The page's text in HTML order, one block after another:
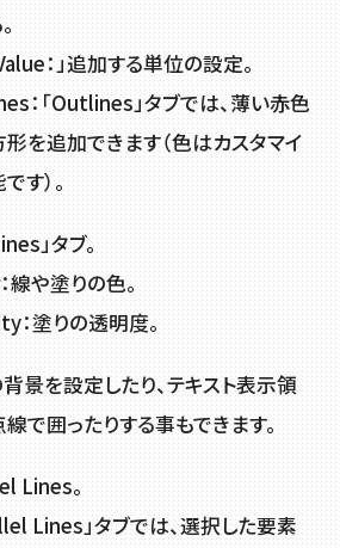
：」追加する単位の設定。
：「Outlines」タブでは、薄い赤色
を追加できます（色はカスタマイ
す）。
」タブ。
線や塗りの色。
：塗りの透明度。
景を設定したり、テキスト表示領
で囲ったりする事もできます。
Lines。
Lines」タブでは、選択した要素